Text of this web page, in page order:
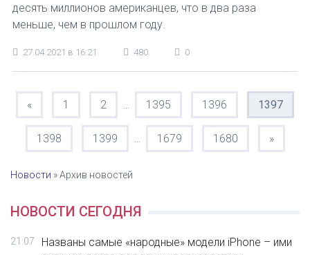
десять миллионов американцев, что в два раза
меньше, чем в прошлом году.
27.04.2021 в 16:21 480 0
« 1 2 1395 1396 1397
1398 1399 1679 1680 »
Новости »Архив новостей
НОВОСТИ СЕГОДНЯ
21:07
Названы самые «народные» модели iPhone – ими